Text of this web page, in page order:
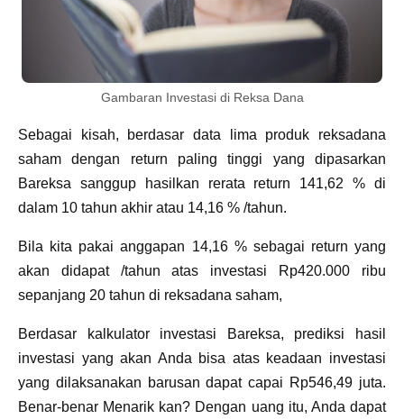
Gambaran Investasi di Reksa Dana
Sebagai kisah, berdasar data lima produk reksadana
saham dengan return paling tinggi yang dipasarkan
Bareksa sanggup hasilkan rerata return 141,62 % di
dalam 10 tahun akhir atau 14,16 % /tahun.
Bila kita pakai anggapan 14,16 % sebagai return yang
akan didapat /tahun atas investasi Rp420.000 ribu
sepanjang 20 tahun di reksadana saham,
Berdasar kalkulator investasi Bareksa, prediksi hasil
investasi yang akan Anda bisa atas keadaan investasi
yang dilaksanakan barusan dapat capai Rp546,49 juta.
Benar-benar Menarik kan? Dengan uang itu, Anda dapat